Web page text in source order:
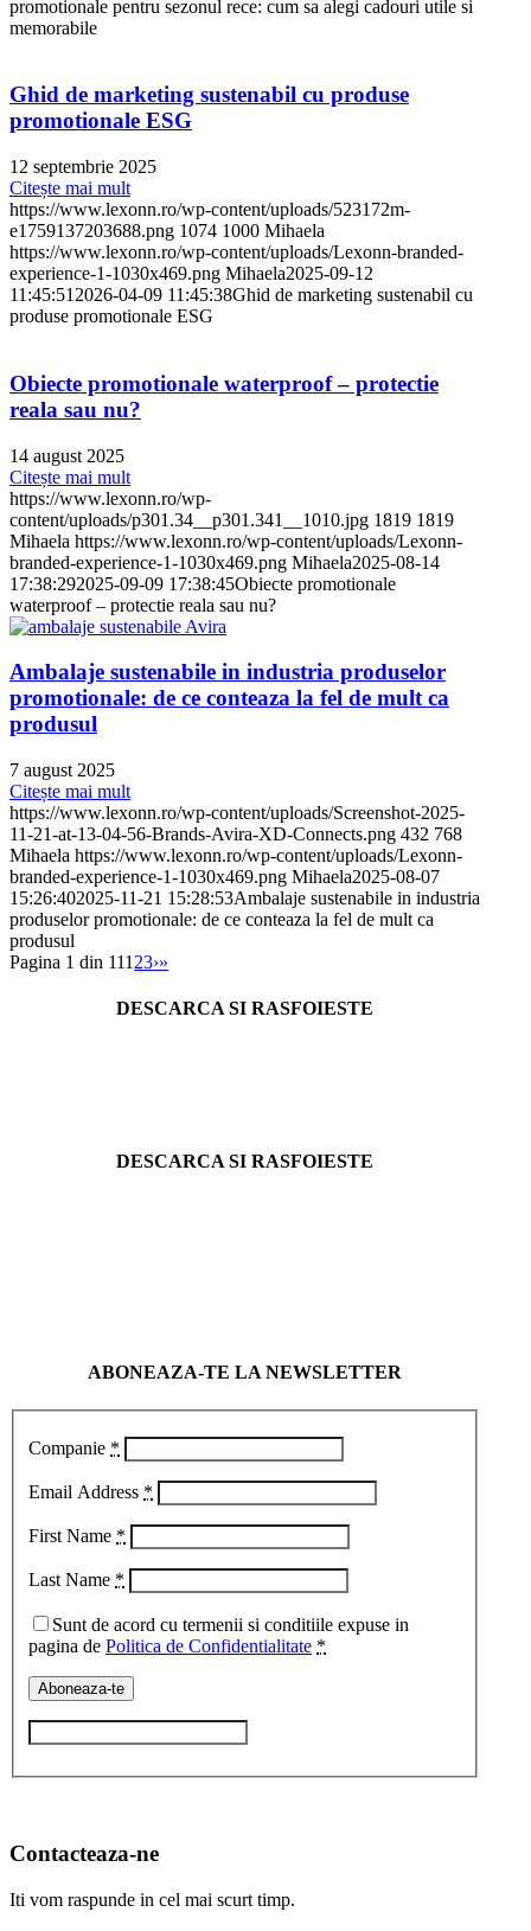
promotionale pentru sezonul rece: cum sa alegi cadouri utile si
memorabile
Ghid de marketing sustenabil cu produse
promotionale ESG
12 septembrie 2025
Citește mai mult
https://www.lexonn.ro/wp-content/uploads/523172m-
e1759137203688.png 1074 1000 Mihaela
https://www.lexonn.ro/wp-content/uploads/Lexonn-branded-
experience-1-1030x469.png Mihaela2025-09-12
11:45:51 2026-04-09 11:45:38Ghid de marketing sustenabil cu
produse promotionale ESG
Obiecte promotionale waterproof – protectie
reala sau nu?
14 august 2025
Citește mai mult
https://www.lexonn.ro/wp-
content/uploads/p301.34__p301.341__1010.jpg 1819 1819
Mihaela https://www.lexonn.ro/wp-content/uploads/Lexonn-
branded-experience-1-1030x469.png Mihaela2025-08-14
17:38:292025-09-09 17:38:45Obiecte promotionale
waterproof – protectie reala sau nu?
Ambalaje sustenabile in industria produselor
promotionale: de ce conteaza la fel de mult ca
produsul
7 august 2025
Citește mai mult
https://www.lexonn.ro/wp-content/uploads/Screenshot-2025-
11-21-at-13-04-56-Brands-Avira-XD-Connects.png 432 768
Mihaela https://www.lexonn.ro/wp-content/uploads/Lexonn-
branded-experience-1-1030x469.png Mihaela2025-08-07
15:26:402025-11-21 15:28:53Ambalaje sustenabile in industria
produselor promotionale: de ce conteaza la fel de mult ca
produsul
Pagina 1 din 111 23›»
DESCARCA SI RASFOIESTE
DESCARCA SI RASFOIESTE
ABONEAZA-TE LA NEWSLETTER
Companie *
Email Address *
First Name *
Last Name *
Sunt de acord cu termenii si conditiile expuse in
pagina de Politica de Confidentialitate *
Contacteaza-ne
Iti vom raspunde in cel mai scurt timp.